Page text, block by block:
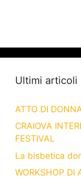
Ultimi articoli
ATTO DI
CRAIOVA
FESTIVAL
La bisbetica
WORKSHOP DI